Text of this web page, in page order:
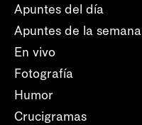
Apuntes del día
Apuntes de la semana
En vivo
Fotografía
Humor
Crucigramas